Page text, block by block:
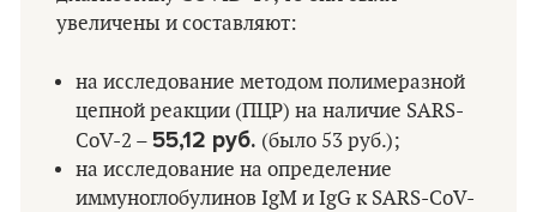
увеличены и составляют:
на исследование методом полимеразной
цепной реакции (ПЦР) на наличие SARS-
CoV-2 – 55,12 руб. (было 53 руб.);
на исследование на определение
иммуноглобулинов IgM и IgG к SARS-CoV-